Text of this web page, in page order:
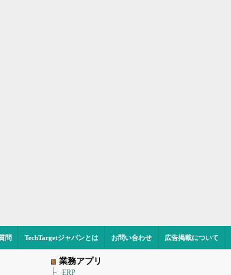
問 TechTargetジャパンとは お問い合わせ 広告掲載について
業務アプリ
ERP